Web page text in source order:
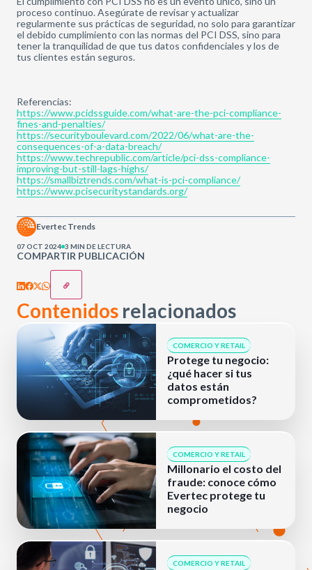
proceso continuo. Asegúrate de revisar y actualizar
regularmente sus prácticas de seguridad, no solo para garantizar
el debido cumplimiento con las normas del PCI DSS, sino para
tener la tranquilidad de que tus datos confidenciales y los de
tus clientes están seguros.
Referencias:
https://www.pcidssguide.com/what-are-the-pci-compliance-
fines-and-penalties/
https://securityboulevard.com/2022/06/what-are-the-
consequences-of-a-data-breach/
https://www.techrepublic.com/article/pci-dss-compliance-
improving-but-still-lags-highs/
https://smallbiztrends.com/what-is-pci-compliance/
https://www.pcisecuritystandards.org/
COMPARTIR PUBLICACIÓN
Evertec Trends
07 OCT 2024 3 MIN DE LECTURA
Contenidos relacionados
COMERCIO Y RETAIL
Protege tu negocio:
¿qué hacer si tus
datos están
comprometidos?
COMERCIO Y RETAIL
Millonario el costo del
fraude: conoce cómo
Evertec protege tu
negocio
COMERCIO Y RETAIL